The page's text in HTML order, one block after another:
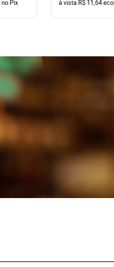
no Pix à vista R$ 11,64